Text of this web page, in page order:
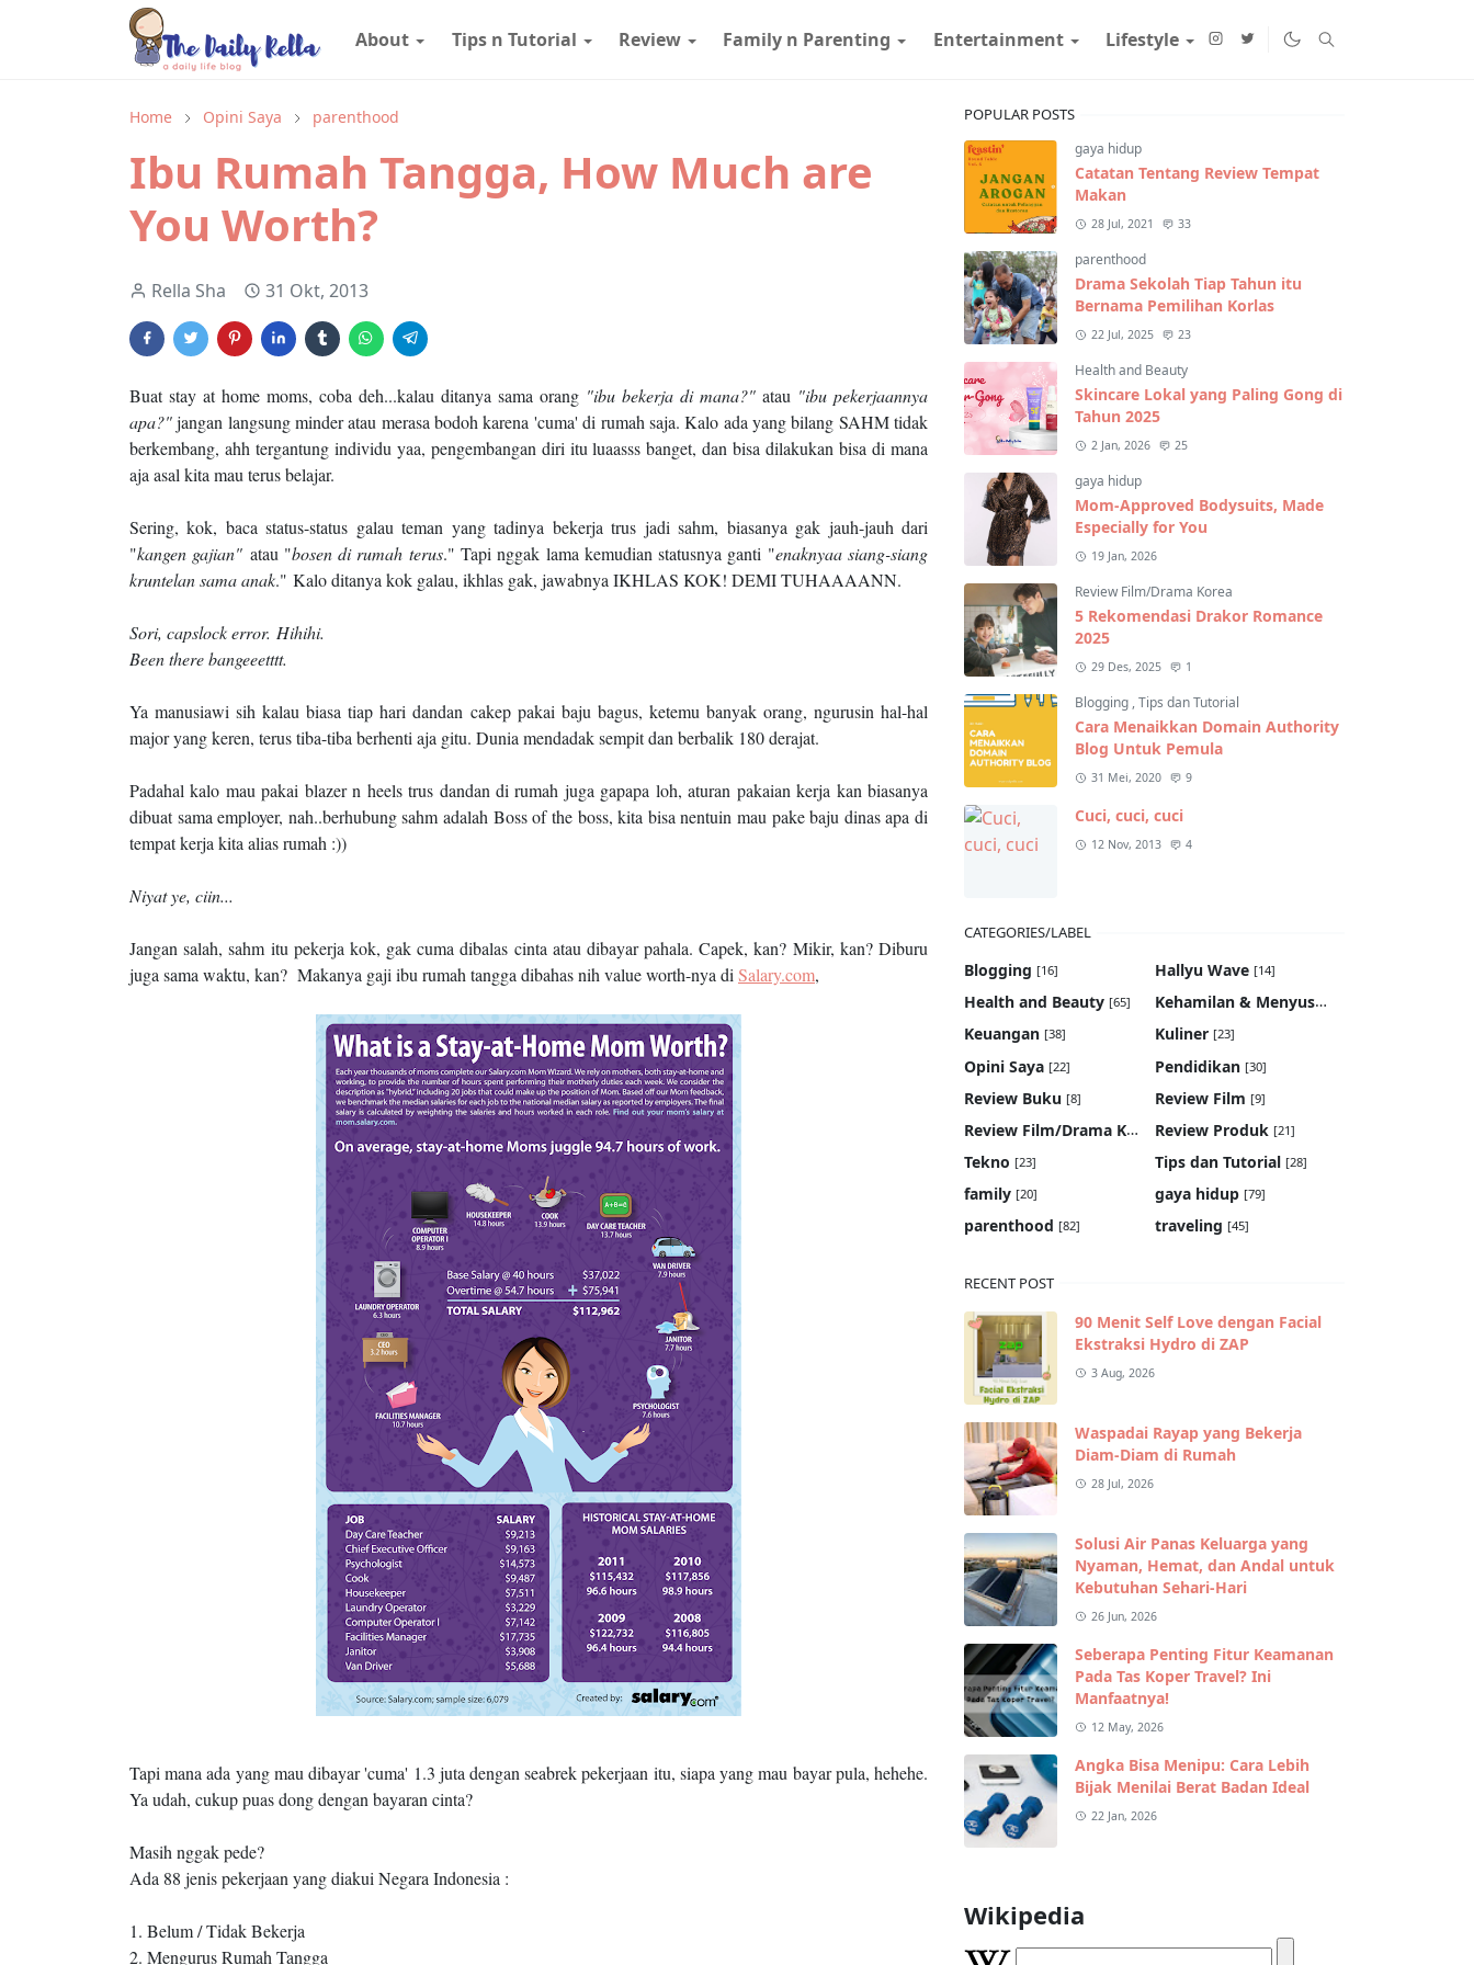
About Tips n Tutorial Review Family n Parenting Entertainment Lifestyle
Home Opini Saya parenthood
Ibu Rumah Tangga, How Much are
You Worth?
Rella Sha 31 Okt, 2013
Buat stay at home moms, coba deh...kalau ditanya sama orang "ibu bekerja di mana?" atau "ibu pekerjaannya
apa?"jangan langsung minder atau merasa bodoh karena 'cuma' di rumah saja. Kalo ada yang bilang SAHM tidak
berkembang, ahh tergantung individu yaa, pengembangan diri itu luaasss banget, dan bisa dilakukan bisa di mana
aja asal kita mau terus belajar.
Sering, kok, baca status-status galau teman yang tadinya bekerja trus jadi sahm, biasanya gak jauh-jauh dari
"kangen gajian" atau "bosen di rumah terus." Tapi nggak lama kemudian statusnya ganti "enaknyaa siang-siang
kruntelan sama anak." Kalo ditanya kok galau, ikhlas gak, jawabnya IKHLAS KOK! DEMI TUHAAAANN.
Sori, capslock error. Hihihi.
Been there bangeeetttt.
Ya manusiawi sih kalau biasa tiap hari dandan cakep pakai baju bagus, ketemu banyak orang, ngurusin hal-hal
major yang keren, terus tiba-tiba berhenti aja gitu. Dunia mendadak sempit dan berbalik 180 derajat.
Padahal kalo mau pakai blazer n heels trus dandan di rumah juga gapapa loh, aturan pakaian kerja kan biasanya
dibuat sama employer, nah..berhubung sahm adalah Boss of the boss, kita bisa nentuin mau pake baju dinas apa di
tempat kerja kita alias rumah :))
Niyat ye, ciin...
Jangan salah, sahm itu pekerja kok, gak cuma dibalas cinta atau dibayar pahala. Capek, kan? Mikir, kan? Diburu
juga sama waktu, kan? Makanya gaji ibu rumah tangga dibahas nih value worth-nya di Salary.com,
Tapi mana ada yang mau dibayar 'cuma' 1.3 juta dengan seabrek pekerjaan itu, siapa yang mau bayar pula, hehehe.
Ya udah, cukup puas dong dengan bayaran cinta?
Masih nggak pede?
Ada 88 jenis pekerjaan yang diakui Negara Indonesia :
1. Belum / Tidak Bekerja
2. Mengurus Rumah Tangga
POPULAR POSTS
gaya hidup
Catatan Tentang Review Tempat
Makan
28 Jul, 2021 33
parenthood
Drama Sekolah Tiap Tahun itu
Bernama Pemilihan Korlas
22 Jul, 2025 23
Health and Beauty
Skincare Lokal yang Paling Gong di
Tahun 2025
2 Jan, 2026 25
gaya hidup
Mom-Approved Bodysuits, Made
Especially for You
19 Jan, 2026
Review Film/Drama Korea
5 Rekomendasi Drakor Romance
2025
29 Des, 2025 1
Blogging ,Tips dan Tutorial
Cara Menaikkan Domain Authority
Blog Untuk Pemula
31 Mei, 2020 9
Cuci, cuci, cuci
12 Nov, 2013 4
CATEGORIES/LABEL
Blogging [16] Hallyu Wave [14]
Health and Beauty [65] Kehamilan & Menyusui
Keuangan [38] Kuliner [23]
Opini Saya [22] Pendidikan [30]
Review Buku [8] Review Film [9]
Review Film/Drama Korea [22]
Review Produk [21]
Tekno [23] Tips dan Tutorial [28]
family [20] gaya hidup [79]
parenthood [82] traveling [45]
RECENT POST
90 Menit Self Love dengan Facial
Ekstraksi Hydro di ZAP
3 Aug, 2026
Waspadai Rayap yang Bekerja
Diam-Diam di Rumah
28 Jul, 2026
Solusi Air Panas Keluarga yang
Nyaman, Hemat, dan Andal untuk
Kebutuhan Sehari-Hari
26 Jun, 2026
Seberapa Penting Fitur Keamanan
Pada Tas Koper Travel? Ini
Manfaatnya!
12 May, 2026
Angka Bisa Menipu: Cara Lebih
Bijak Menilai Berat Badan Ideal
22 Jan, 2026
Wikipedia